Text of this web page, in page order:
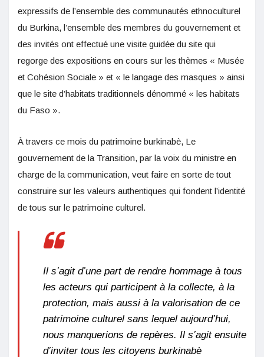
expressifs de l’ensemble des communautés ethnoculturel
du Burkina, l’ensemble des membres du gouvernement et
des invités ont effectué une visite guidée du site qui
regorge des expositions en cours sur les thèmes « Musée
et Cohésion Sociale » et « le langage des masques » ainsi
que le site d’habitats traditionnels dénommé « les habitats
du Faso ».
À travers ce mois du patrimoine burkinabè, Le
gouvernement de la Transition, par la voix du ministre en
charge de la communication, veut faire en sorte de tout
construire sur les valeurs authentiques qui fondent l’identité
de tous sur le patrimoine culturel.
Il s’agit d’une part de rendre hommage à tous
les acteurs qui participent à la collecte, à la
protection, mais aussi à la valorisation de ce
patrimoine culturel sans lequel aujourd’hui,
nous manquerions de repères. Il s’agit ensuite
d’inviter tous les citoyens burkinabè